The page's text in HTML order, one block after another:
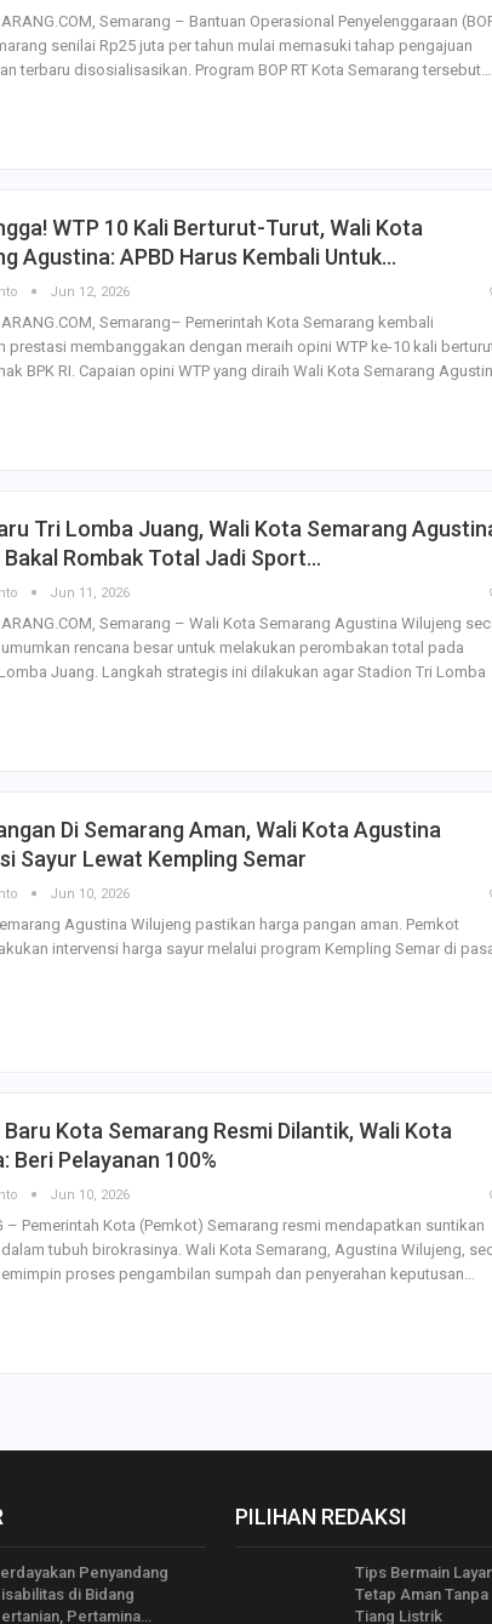
Semarang – Bantuan Operasional Penyelenggaraan
senilai Rp25 juta per tahun mulai memasuki tahap pengajuan
terbaru disosialisasikan. Program BOP RT Kota Semarang tersebut…
WTP 10 Kali Berturut-Turut, Wali Kota
Agustina: APBD Harus Kembali Untuk…
Jun 12, 2026
Semarang– Pemerintah Kota Semarang kembali
prestasi membanggakan dengan meraih opini WTP ke-10 kali
BPK RI. Capaian opini WTP yang diraih Wali Kota Semarang
Tri Lomba Juang, Wali Kota Semarang
Bakal Rombak Total Jadi Sport…
Jun 11, 2026
Semarang – Wali Kota Semarang Agustina Wilujeng
rencana besar untuk melakukan perombakan total pada
Juang. Langkah strategis ini dilakukan agar Stadion Tri Lomba
Di Semarang Aman, Wali Kota Agustina
Sayur Lewat Kempling Semar
Jun 10, 2026
Agustina Wilujeng pastikan harga pangan aman. Pemkot
intervensi harga sayur melalui program Kempling Semar di
Baru Kota Semarang Resmi Dilantik, Wali Kota
Beri Pelayanan 100%
Jun 10, 2026
– Pemerintah Kota (Pemkot) Semarang resmi mendapatkan suntikan
tubuh birokrasinya. Wali Kota Semarang, Agustina Wilujeng,
proses pengambilan sumpah dan penyerahan keputusan…
Penyandang
di Bidang
Pertamina…
PILIHAN REDAKSI
Tips Bermain
Tetap Aman
Tiang Listrik